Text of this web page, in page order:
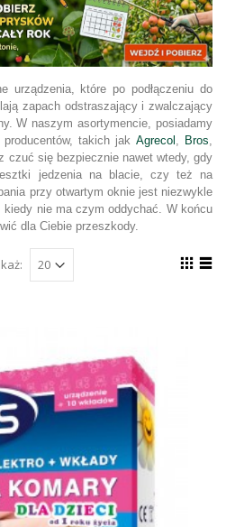
urządzenia, które po podłączeniu do
zapach odstraszający i zwalczający
W naszym asortymencie, posiadamy
takich jak Agrecol Bros
czuć się bezpiecznie nawet wtedy, gdy
jedzenia na blacie, czy też na
przy otwartym oknie jest niezwykle
kiedy nie ma czym oddychać. W końcu
dla Ciebie przeszkody.